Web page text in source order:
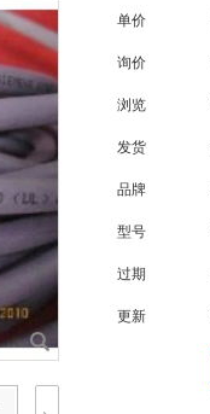
单价
询价
浏览
发货
品牌
型号
过期
更新